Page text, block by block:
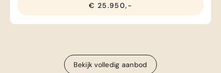
€ 25.950,-
Bekijk volledig aanbod